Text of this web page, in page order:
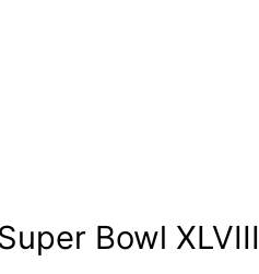
Bowl XLVIII